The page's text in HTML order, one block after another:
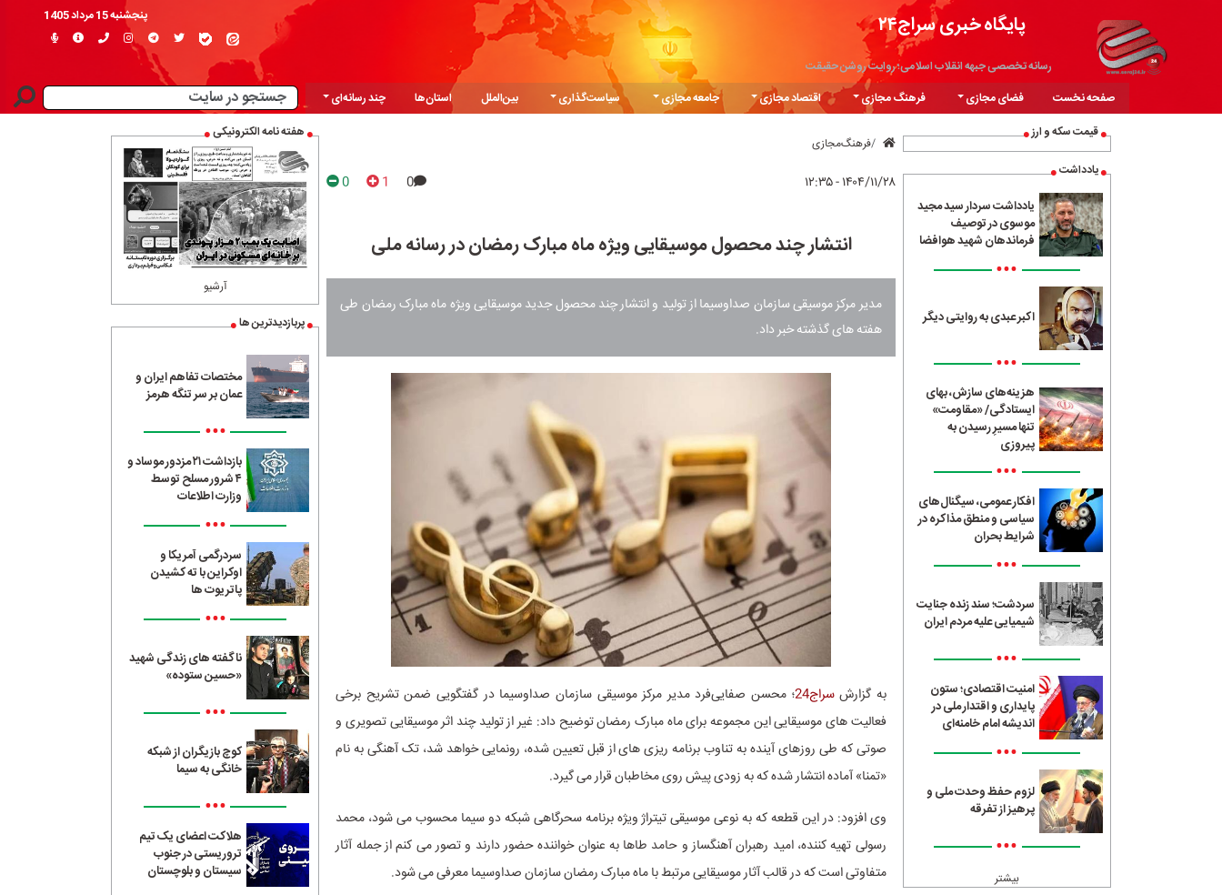
پایگاه خبری سراج۲۴
رسانه تخصصی جبهه انقلاب اسلامی؛ روایت روشن حقیقت
پنجشنبه 15 مرداد 1405
صفحه نخست فضای مجازی فرهنگ مجازی اقتصاد مجازی جامعه مجازی سیاست‌گذاری بین‌الملل استان‌ها
چند رسانه‌ای
قیمت سکه و ارز
یادداشت
یادداشت سردار سید مجید
موسوی در توصیف
فرماندهان شهید هوافضا
•••
اکبر عبدی به روایتی دیگر
•••
هزینه‌های سازش، بهای
ایستادگی/ «مقاومت»
تنها مسیرِ رسیدن به
پیروزی
•••
افکار عمومی، سیگنال‌های
سیاسی و منطق مذاکره در
شرایط بحران
•••
سردشت؛ سند زنده جنایت
شیمیایی علیه مردم ایران
•••
امنیت اقتصادی؛ ستون
پایداری و اقتدار ملی در
اندیشه امام خامنه‌ای
•••
لزوم حفظ وحدت ملی و
پرهیز از تفرقه
•••
بیشتر
فرهنگ‌مجازی
۱۴۰۴/۱۱/۲۸ - ۱۲:۳۵ 0
1
0
انتشار چند محصول موسیقایی ویژه ماه مبارک رمضان در رسانه ملی
مدیر مرکز موسیقی سازمان صداوسیما از تولید و انتشار چند محصول جدید موسیقایی ویژه ماه مبارک رمضان طی
هفته های گذشته خبر داد.
به گزارشسراج24
؛ محسن صفایی‌فرد مدیر مرکز موسیقی سازمان صداوسیما در گفتگویی ضمن تشریح برخی
فعالیت های موسیقایی این مجموعه برای ماه مبارک رمضان توضیح داد: غیر از تولید چند اثر موسیقایی تصویری و
صوتی که طی روزهای آینده به تناوب برنامه ریزی های از قبل تعیین شده، رونمایی خواهد شد، تک آهنگی به نام
«تمنا» آماده انتشار شده که به زودی پیش روی مخاطبان قرار می گیرد.
وی افزود: در این قطعه که به نوعی موسیقی تیتراژ ویژه برنامه سحرگاهی شبکه دو سیما محسوب می شود، محمد
رسولی تهیه کننده، امید رهبران آهنگساز و حامد طاها به عنوان خواننده حضور دارند و تصور می کنم از جمله آثار
متفاوتی است که در قالب آثار موسیقایی مرتبط با ماه مبارک رمضان سازمان صداوسیما معرفی می شود.
هفته نامه الکترونیکی
آرشیو
پربازدیدترین ها
مختصات تفاهم ایران و
عمان بر سر تنگه هرمز
•••
بازداشت ۲۱ مزدور موساد و
۴ شرور مسلح توسط
وزارت اطلاعات
•••
سردرگمی آمریکا و
اوکراین با ته کشیدن
پاتریوت ها
•••
ناگفته های زندگی شهید
«حسین ستوده»
•••
کوچ بازیگران از شبکه
خانگی به سیما
•••
هلاکت اعضای یک تیم
تروریستی در جنوب
سیستان و بلوچستان